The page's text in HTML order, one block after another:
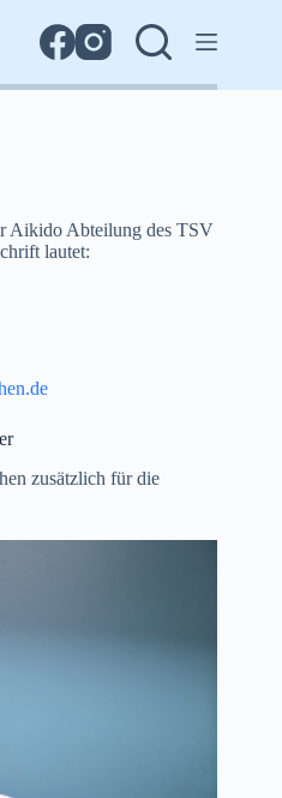
Aikido Abteilung des TSV
lautet:
zusätzlich für die